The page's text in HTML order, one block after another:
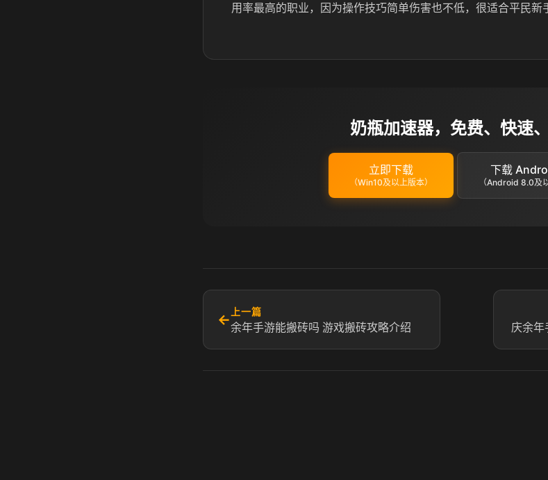
用率最高的职业，因为操作技巧简单伤害也不低，很适合平民新
奶瓶加速器，免费、快速
立即下载
（Win10及以上版本）
下载
（Android 8.0及
← 上一篇
余年手游能搬砖吗 游戏搬砖攻略介绍 庆余年